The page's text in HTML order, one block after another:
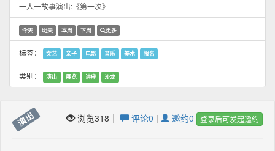
一人一故事演出:《第一次》
今天 明天 本周 下周 更多
标签： 文艺 亲子 电影 音乐 美术 报名
类别： 演出 展览 讲座 沙龙
演出 浏览318｜ 评论0 | 邀约0 登录后可发起邀约